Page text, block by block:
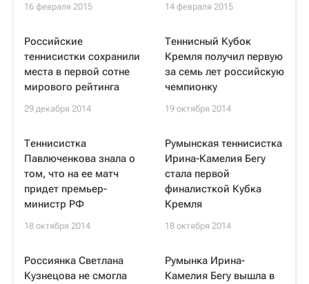
16 февраля 2015 14 февраля 2015
Российские
теннисистки сохранили
места в первой сотне
мирового рейтинга
29 декабря 2014
Теннисный Кубок
Кремля получил первую
за семь лет российскую
чемпионку
19 октября 2014
Теннисистка
Павлюченкова знала о
том, что на ее матч
придет премьер-
министр РФ
18 октября 2014
Румынская теннисистка
Ирина-Камелия Бегу
стала первой
финалисткой Кубка
Кремля
18 октября 2014
Россиянка Светлана
Кузнецова не смогла
Румынка Ирина-
Камелия Бегу вышла в